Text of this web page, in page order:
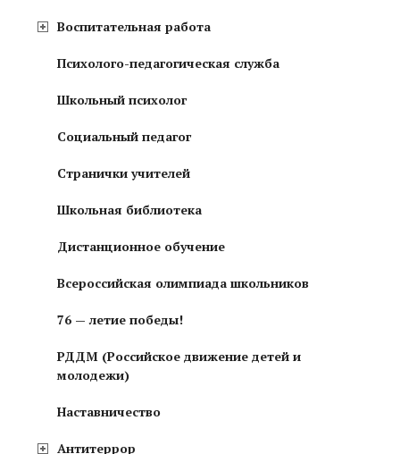
Воспитательная работа
Психолого-педагогическая служба
Школьный психолог
Социальный педагог
Странички учителей
Школьная библиотека
Дистанционное обучение
Всероссийская олимпиада школьников
76 — летие победы!
РДДМ (Российское движение детей и
молодежи)
Наставничество
Антитеррор